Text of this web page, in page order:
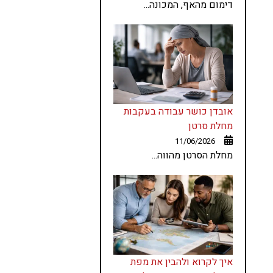
דימום מהאף, המכונה...
אובדן כושר עבודה בעקבות
מחלת סרטן
11/06/2026
מחלת הסרטן מהווה...
איך לקרוא ולהבין את מפת